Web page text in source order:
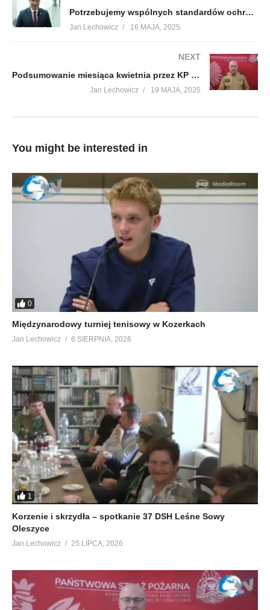
Potrzebujemy wspólnych standardów ochrony praw pacjenta w całej UE
Jan Lechowicz 16 MAJA, 2025
NEXT
Podsumowanie miesiąca kwietnia przez KP PSP w Lubaczowie
Jan Lechowicz 19 MAJA, 2025
You might be interested in
0
Międzynarodowy turniej tenisowy w Kozerkach
Jan Lechowicz 6 SIERPNIA, 2026
1
Korzenie i skrzydła – spotkanie 37 DSH Leśne Sowy
Oleszyce
Jan Lechowicz 25 LIPCA, 2026